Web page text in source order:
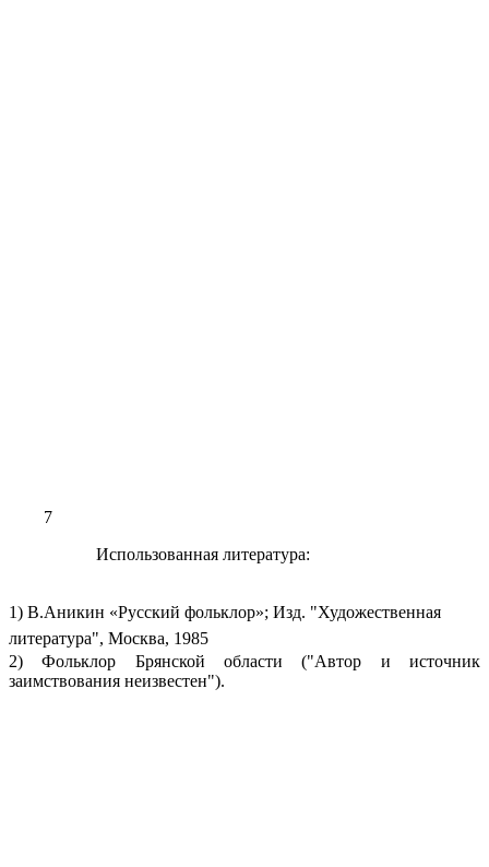
7
Использованная литература:
1) В.Аникин «Русский фольклор»; Изд. "Художественная
литература", Москва, 1985
2) Фольклор Брянской области ("Автор и источник
заимствования неизвестен").